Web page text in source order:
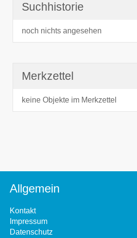
Suchhistorie
noch nichts angesehen
Merkzettel
keine Objekte im Merkzettel
Allgemein
Kontakt
Impressum
Datenschutz